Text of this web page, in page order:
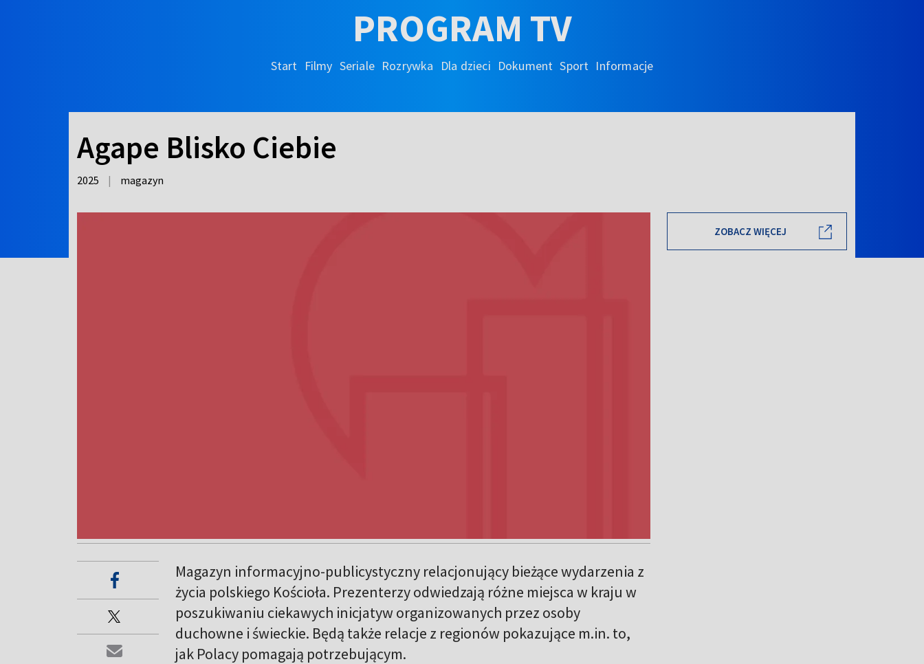
PROGRAM TV
Start Filmy Seriale Rozrywka Dla dzieci Dokument Sport Informacje
Agape Blisko Ciebie
2025 | magazyn
Magazyn informacyjno-publicystyczny relacjonujący bieżące wydarzenia z
życia polskiego Kościoła. Prezenterzy odwiedzają różne miejsca w kraju w
poszukiwaniu ciekawych inicjatyw organizowanych przez osoby
duchowne i świeckie. Będą także relacje z regionów pokazujące m.in. to,
jak Polacy pomagają potrzebującym.
ZOBACZ WIĘCEJ